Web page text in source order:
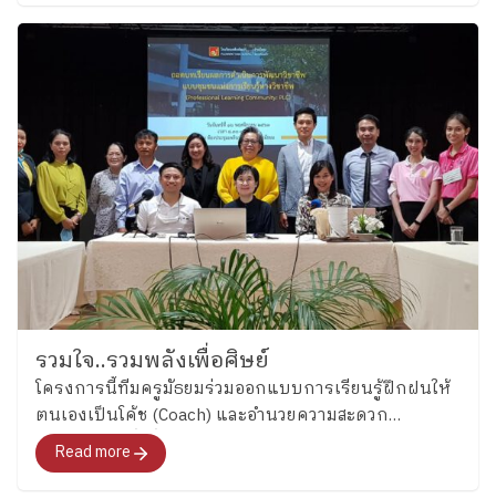
รวมใจ..รวมพลังเพื่อศิษย์
โครงการนี้ทีมครูมัธยมร่วมออกแบบการเรียนรู้ฝึกฝนให้
ตนเองเป็นโค้ช (Coach) และอำนวยความสะดวก
(Facilitator) สิ่งที่เป็นตัวช่วยของครูในการจัดการเรียนรู้
Read more